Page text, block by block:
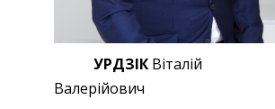
УРДЗІК Віталій
Валерійович